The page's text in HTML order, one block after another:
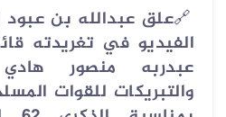
🔗علق عبدالله بن
الفيديو في تغريدته
عبدربه منصور
والتبريكات للقوات